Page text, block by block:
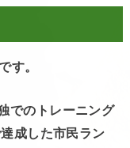
す。
でのトレーニング
成した市民ラン